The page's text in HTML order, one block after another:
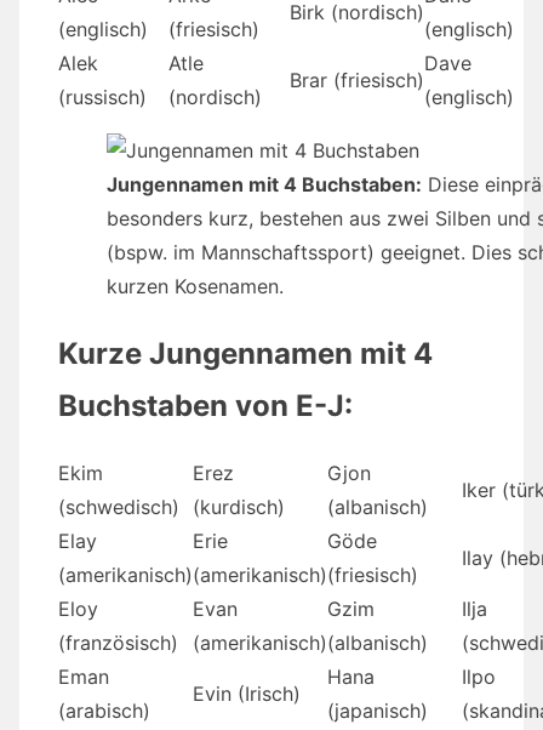
(englisch)
(friesisch)
Birk (nordisch)
(englisch)
Alek
(russisch)
Atle
(nordisch)
Brar (friesisch)
Dave
(englisch)
Jungennamen mit 4 Buchstaben: Diese
besonders kurz, bestehen aus zwei Silben und
(bspw. im Mannschaftssport) geeignet. Dies
kurzen Kosenamen.
Kurze Jungennamen mit 4
Buchstaben von E-J:
Ekim
(schwedisch)
Erez
(kurdisch)
Gjon
(albanisch)
Iker
Elay
(amerikanisch)
Erie
(amerikanisch)
Göde
(friesisch)
Ilay
Eloy
(französisch)
Evan
(amerikanisch)
Gzim
(albanisch)
Ilja
Eman
(arabisch)
Evin (Irisch)
Hana
(japanisch)
Ilpo